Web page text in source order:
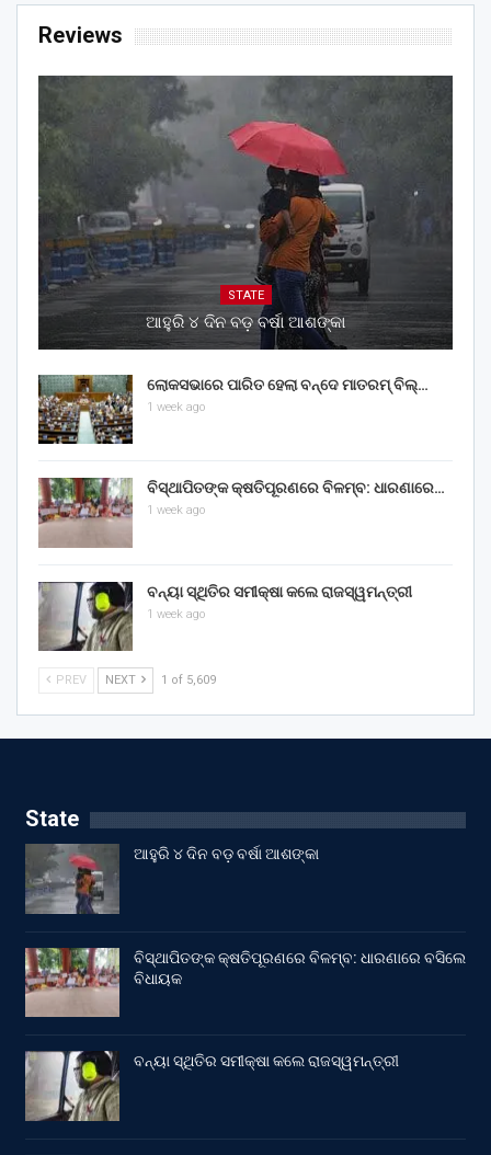
Reviews
STATE
ଆହୁରି ୪ ଦିନ ବଡ଼ ବର୍ଷା ଆଶଙ୍କା
ଲୋକସଭାରେ ପାରିତ ହେଲା ବନ୍ଦେ ମାତରମ୍‌ ବିଲ୍‌…
1 week ago
ବିସ୍ଥାପିତଙ୍କ କ୍ଷତିପୂରଣରେ ବିଳମ୍ବ: ଧାରଣାରେ…
1 week ago
ବନ୍ୟା ସ୍ଥିତିର ସମୀକ୍ଷା କଲେ ରାଜସ୍ୱମନ୍ତ୍ରୀ
1 week ago
PREV NEXT 1 of 5,609
State
ଆହୁରି ୪ ଦିନ ବଡ଼ ବର୍ଷା ଆଶଙ୍କା
ବିସ୍ଥାପିତଙ୍କ କ୍ଷତିପୂରଣରେ ବିଳମ୍ବ: ଧାରଣାରେ ବସିଲେ
ବିଧାୟକ
ବନ୍ୟା ସ୍ଥିତିର ସମୀକ୍ଷା କଲେ ରାଜସ୍ୱମନ୍ତ୍ରୀ